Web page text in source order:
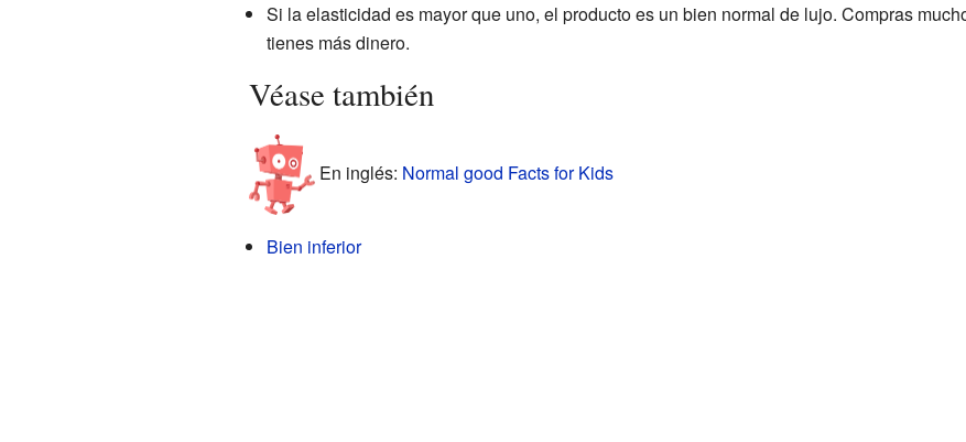
Si la elasticidad es mayor que uno, el producto es un bien normal de lujo. Compras
tienes más dinero.
Véase también
En inglés: Normal good Facts for Kids
Bien inferior